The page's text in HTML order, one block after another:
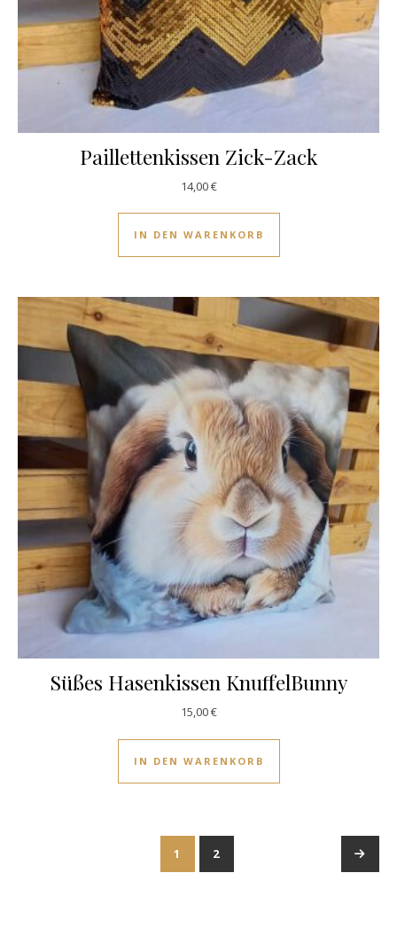
Paillettenkissen Zick-Zack
14,00€
IN DEN WARENKORB
Süßes Hasenkissen KnuffelBunny
15,00€
IN DEN WARENKORB
1 2